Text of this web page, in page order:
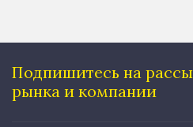
Подпишитесь на
рынка и компании